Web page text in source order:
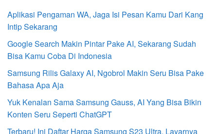
Aplikasi Pengaman WA, Jaga Isi Pesan Kamu Dari Kang
Intip Sekarang
Google Search Makin Pintar Pake AI, Sekarang Sudah
Bisa Kamu Coba Di Indonesia
Samsung Rilis Galaxy AI, Ngobrol Makin Seru Bisa Pake
Bahasa Apa Aja
Yuk Kenalan Sama Samsung Gauss, AI Yang Bisa Bikin
Konten Seru Seperti ChatGPT
Terbaru! Ini Daftar Harga Samsung S23 Ultra, Layarnya